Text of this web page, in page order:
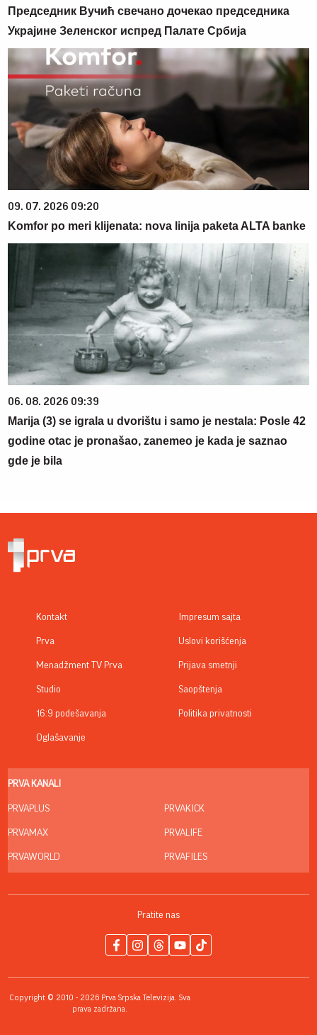
Председник Вучић свечано дочекао председника
Украјине Зеленског испред Палате Србија
09. 07. 2026 09:20
Komfor po meri klijenata: nova linija paketa ALTA banke
06. 08. 2026 09:39
Marija (3) se igrala u dvorištu i samo je nestala: Posle 42
godine otac je pronašao, zanemeo je kada je saznao
gde je bila
Kontakt
Prva
Menadžment TV Prva
Studio
16:9 podešavanja
Oglašavanje
Impresum sajta
Uslovi korišćenja
Prijava smetnji
Saopštenja
Politika privatnosti
PRVA KANALI
PRVAPLUS
PRVAMAX
PRVAWORLD
PRVAKICK
PRVALIFE
PRVAFILES
Pratite nas
Copyright © 2010 - 2026 Prva Srpska Televizija. Sva
prava zadržana.